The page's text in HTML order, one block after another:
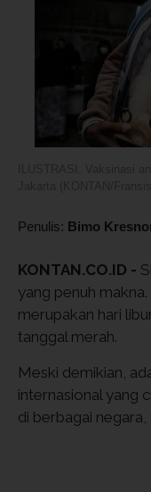
Penulis: Bimo
KONTAN.CO.ID -
yang penuh
merupakan hari
tanggal merah.
Meski demikian,
internasional yang
di berbagai